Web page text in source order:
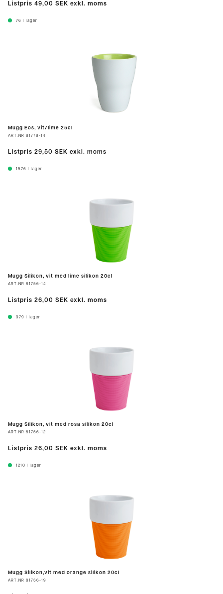
Listpris 49,00 SEK exkl. moms
76 I lager
Mugg Eos, vit/lime 25cl
ART.NR 81778-14
Listpris 29,50 SEK exkl. moms
1576 I lager
Mugg Silikon, vit med lime silikon 20cl
ART.NR 81756-14
Listpris 26,00 SEK exkl. moms
979 I lager
Mugg Silikon, vit med rosa silikon 20cl
ART.NR 81756-12
Listpris 26,00 SEK exkl. moms
1210 I lager
Mugg Silikon,vit med orange silikon 20cl
ART.NR 81756-19